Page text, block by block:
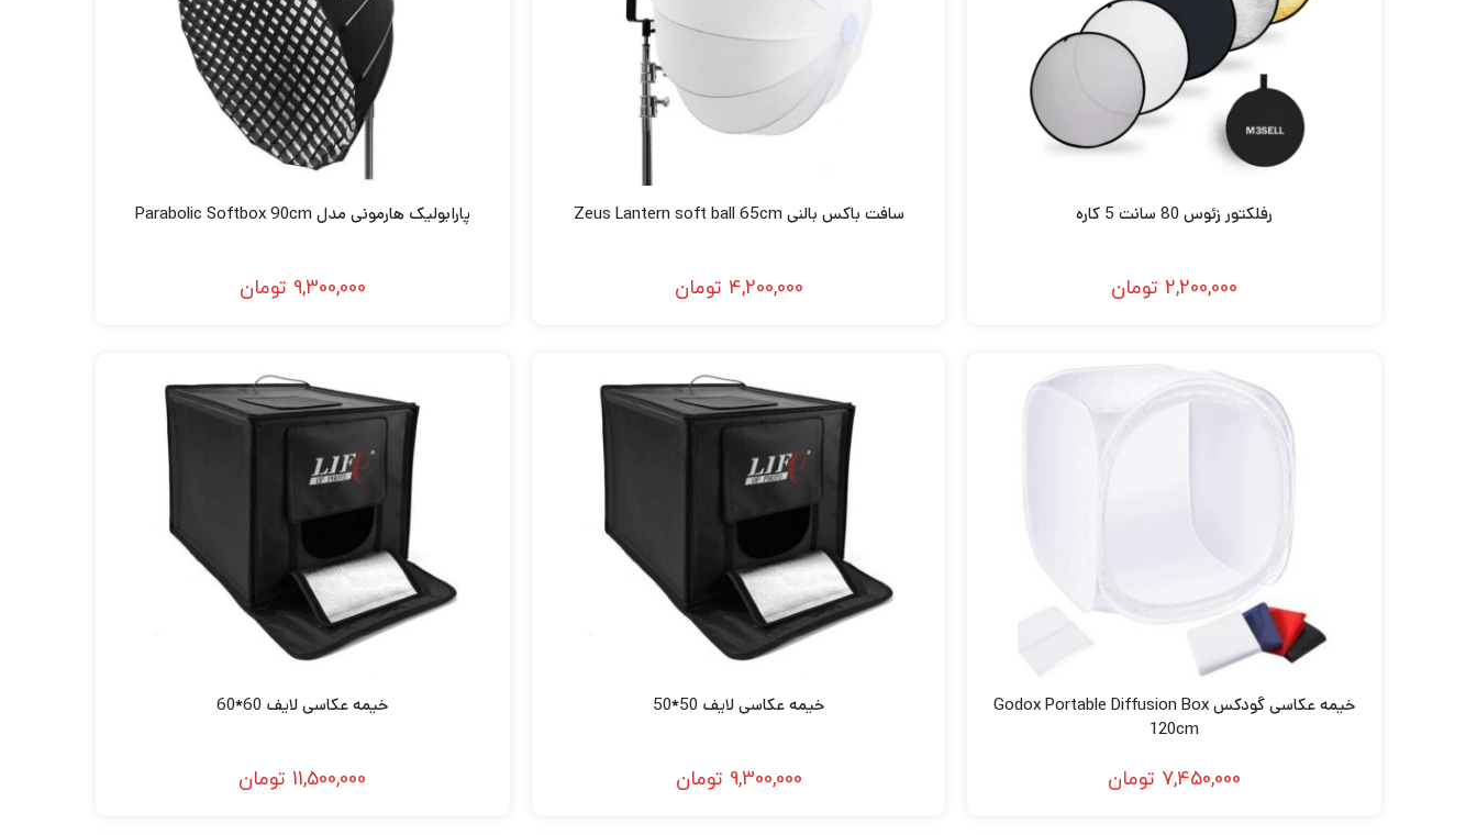
رفلکتور زئوس 80 سانت 5 کاره
2,200,000 تومان
سافت باکس بالنی Zeus Lantern soft ball 65cm
4,200,000 تومان
پارابولیک هارمونی مدل Parabolic Softbox 90cm
9,300,000 تومان
خیمه عکاسی گودکس Godox Portable Diffusion Box
120cm
7,450,000 تومان
خیمه عکاسی لایف 50*50
9,300,000 تومان
خیمه عکاسی لایف 60*60
11,500,000 تومان